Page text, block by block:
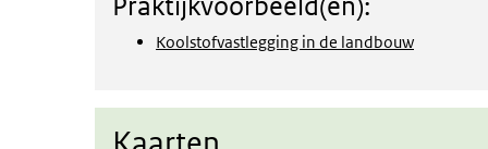
Koolstofvastlegging in de landbouw